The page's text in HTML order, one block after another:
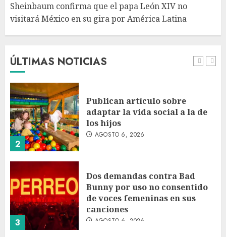
Sheinbaum confirma que el papa León XIV no
visitará México en su gira por América Latina
ÚLTIMAS NOTICIAS
1
Bacterias en el semen también
AGOSTO 6, 2026
2
Publican artículo sobre
adaptar la vida social a la de
los hijos
AGOSTO 6, 2026
3
Dos demandas contra Bad
Bunny por uso no consentido
de voces femeninas en sus
canciones
AGOSTO 6, 2026